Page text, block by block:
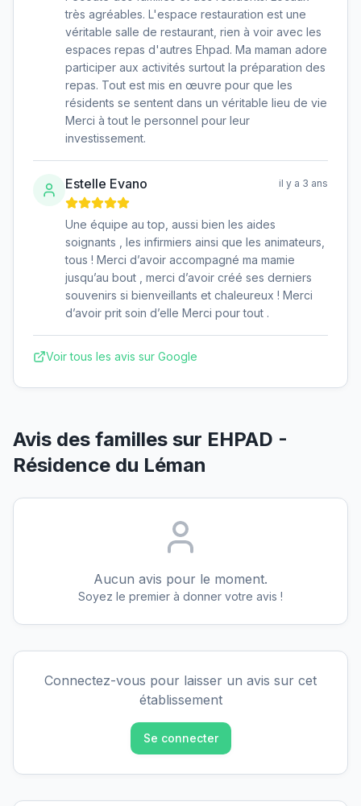
très agréables. L'espace restauration est une
véritable salle de restaurant, rien à voir avec les
espaces repas d'autres Ehpad. Ma maman adore
participer aux activités surtout la préparation des
repas. Tout est mis en œuvre pour que les
résidents se sentent dans un véritable lieu de vie
Merci à tout le personnel pour leur
investissement.
Estelle Evano il y a 3 ans
Une équipe au top, aussi bien les aides
soignants , les infirmiers ainsi que les animateurs,
tous ! Merci d’avoir accompagné ma mamie
jusqu’au bout , merci d’avoir créé ses derniers
souvenirs si bienveillants et chaleureux ! Merci
d’avoir prit soin d’elle Merci pour tout .
Voir tous les avis sur Google
Avis des familles sur EHPAD -
Résidence du Léman
Aucun avis pour le moment.
Soyez le premier à donner votre avis !
Connectez-vous pour laisser un avis sur cet
établissement
Se connecter